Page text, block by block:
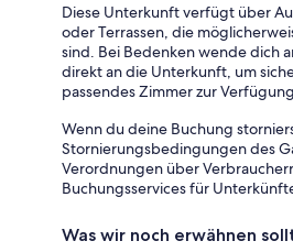
Diese Unterkunft verfügt über
oder Terrassen, die
sind. Bei Bedenken wende dich
direkt an die Unterkunft, um
passendes Zimmer zur
Wenn du deine Buchung
Stornierungsbedingungen des
Verordnungen über
Buchungsservices für
Was wir noch erwähnen